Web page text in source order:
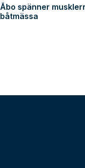
Åbo spänner
båtmässa